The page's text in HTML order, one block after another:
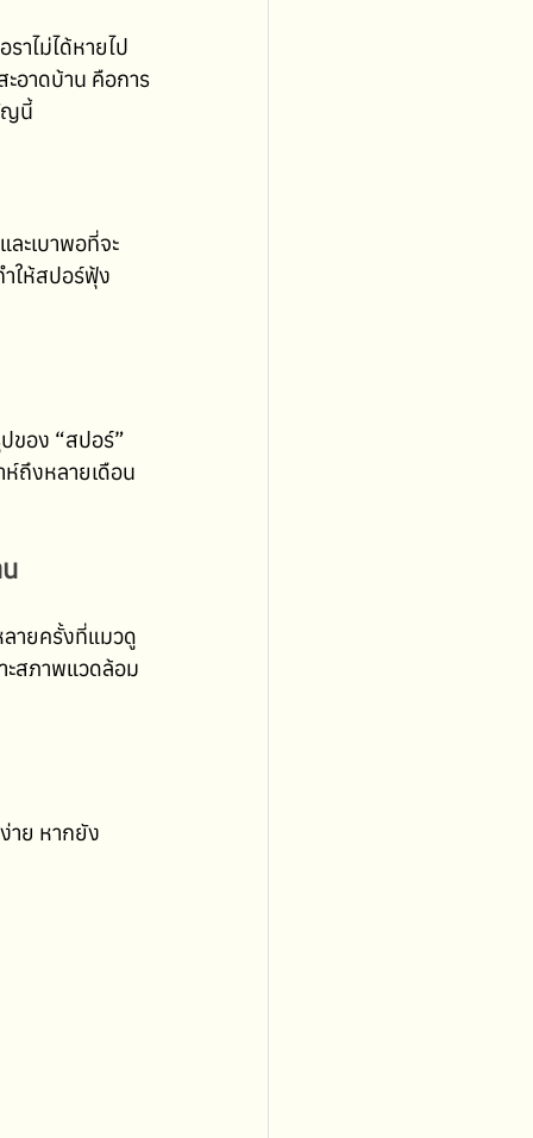
าไม่ได้หายไป
ะอาดบ้าน คือการ
ญนี้
ละเบาพอที่จะ
ำให้สปอร์ฟุ้ง
ของ “สปอร์”
ถึงหลายเดือน
ลายครั้งที่แมวดู
ะสภาพแวดล้อม
าย หากยัง